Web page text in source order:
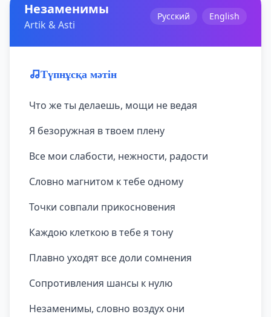
Незаменимы
Artik & Asti
Русский English
Түпнұсқа мәтін
Что же ты делаешь, мощи не ведая
Я безоружная в твоем плену
Все мои слабости, нежности, радости
Словно магнитом к тебе одному
Точки совпали прикосновения
Каждою клеткою в тебе я тону
Плавно уходят все доли сомнения
Сопротивления шансы к нулю
Незаменимы, словно воздух они